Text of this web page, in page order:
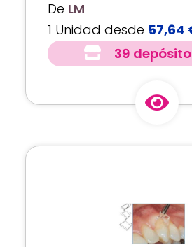
De LM
1 Unidad desde 57,64
39